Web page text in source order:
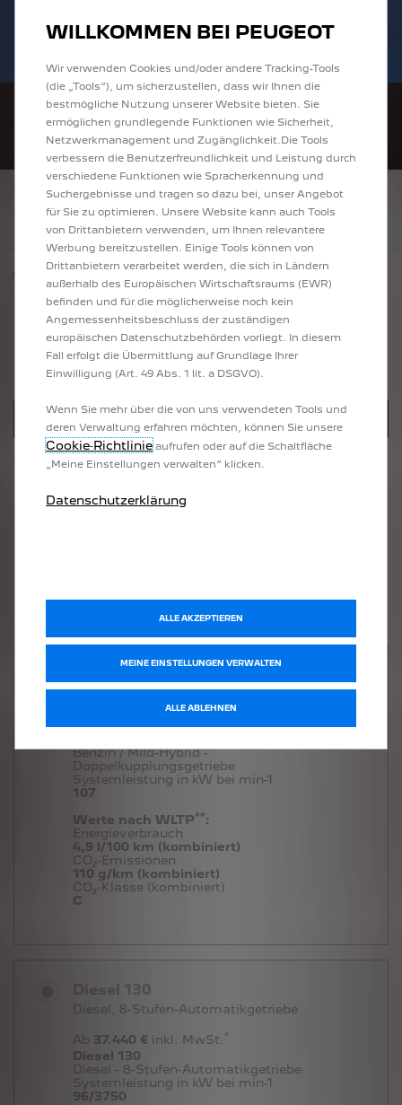
E-Autos und Plug-In-Hybride. Mehr
erfahren >>
2008 zu attraktiven Leasingraten
entdecken!
ZURÜCK
PEUGEOT 308 ALLURE DIESEL 130
37.440 €inkl. MwSt.*
Nur förderfähige Modelle anzeigen
ALLURE
Motorisierung
Hybrid, Doppelkupplungsgetriebe
Benzin / Mild-Hybrid -
Doppelkupplungsgetriebe
Systemleistung in kW bei min-1
107
Werte nach WLTP**:
Energieverbrauch
4,9 l/100 km (kombiniert)
CO₂-Emissionen
110 g/km (kombiniert)
CO₂-Klasse (kombiniert)
C
Diesel 130
Diesel, 8-Stufen-Automatikgetriebe
Ab 37.440 € inkl. MwSt.*
Diesel 130
Diesel - 8-Stufen-Automatikgetriebe
Systemleistung in kW bei min-1
96/3750
WILLKOMMEN BEI PEUGEOT
Wir verwenden Cookies und/oder andere Tracking-Tools
(die „Tools“), um sicherzustellen, dass wir Ihnen die
bestmögliche Nutzung unserer Website bieten. Sie
ermöglichen grundlegende Funktionen wie Sicherheit,
Netzwerkmanagement und Zugänglichkeit.Die Tools
verbessern die Benutzerfreundlichkeit und Leistung durch
verschiedene Funktionen wie Spracherkennung und
Suchergebnisse und tragen so dazu bei, unser Angebot
für Sie zu optimieren. Unsere Website kann auch Tools
von Drittanbietern verwenden, um Ihnen relevantere
Werbung bereitzustellen. Einige Tools können von
Drittanbietern verarbeitet werden, die sich in Ländern
außerhalb des Europäischen Wirtschaftsraums (EWR)
befinden und für die möglicherweise noch kein
Angemessenheitsbeschluss der zuständigen
europäischen Datenschutzbehörden vorliegt. In diesem
Fall erfolgt die Übermittlung auf Grundlage Ihrer
Einwilligung (Art. 49 Abs. 1 lit. a DSGVO).
Wenn Sie mehr über die von uns verwendeten Tools und
deren Verwaltung erfahren möchten, können Sie unsere
Cookie‑Richtlinieaufrufen oder auf die Schaltfläche
„Meine Einstellungen verwalten“ klicken.
Datenschutzerklärung
MEINE EINSTELLUNGEN VERWALTEN
ALLE AKZEPTIEREN
ALLE ABLEHNEN